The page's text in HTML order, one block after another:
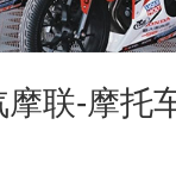
摩联-摩托